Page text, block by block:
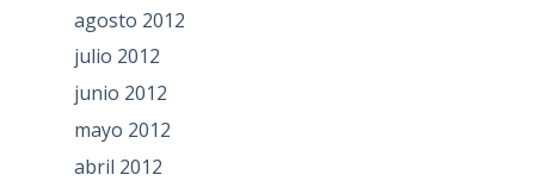
agosto 2012
julio 2012
junio 2012
mayo 2012
abril 2012